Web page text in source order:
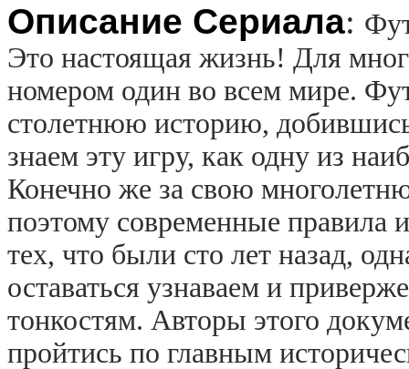
Описание Сериала:
Это настоящая жизнь! Для
номером один во всем мире.
столетнюю историю,
знаем эту игру, как одну из
Конечно же за свою
поэтому современные правила
тех, что были сто лет назад,
оставаться узнаваем и
тонкостям. Авторы этого
пройтись по главным